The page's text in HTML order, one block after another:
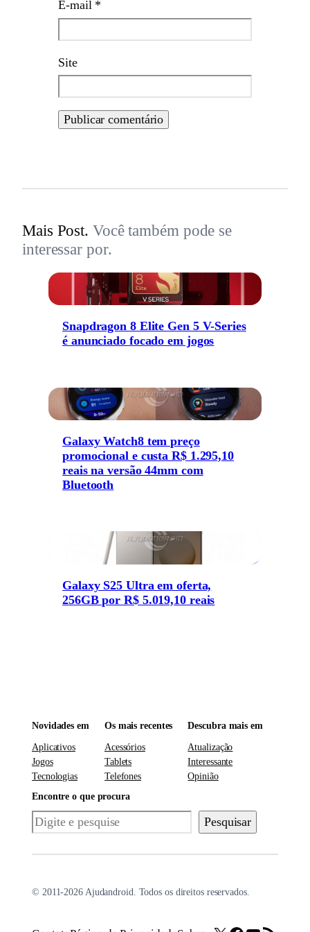
E-mail *
Site
Mais Post. Você também pode se
interessar por.
Snapdragon 8 Elite Gen 5 V-Series
é anunciado focado em jogos
Galaxy Watch8 tem preço
promocional e custa R$ 1.295,10
reais na versão 44mm com
Bluetooth
Galaxy S25 Ultra em oferta,
256GB por R$ 5.019,10 reais
Novidades em
Aplicativos
Jogos
Tecnologias
Os mais recentes
Acessórios
Tablets
Telefones
Descubra mais em
Atualização
Interessante
Opinião
Encontre o que procura
Pesquisar Pesquisar
© 2011-2026 Ajudandroid. Todos os direitos reservados.